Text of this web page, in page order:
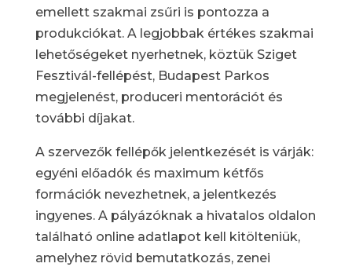
emellett szakmai zsűri is pontozza a
produkciókat. A legjobbak értékes szakmai
lehetőségeket nyerhetnek, köztük Sziget
Fesztivál-fellépést, Budapest Parkos
megjelenést, produceri mentorációt és
további díjakat.
A szervezők fellépők jelentkezését is várják:
egyéni előadók és maximum kétfős
formációk nevezhetnek, a jelentkezés
ingyenes. A pályázóknak a hivatalos oldalon
található online adatlapot kell kitölteniük,
amelyhez rövid bemutatkozás, zenei